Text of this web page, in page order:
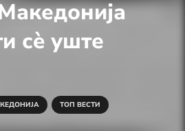
сè уште
ТОП ВЕСТИ